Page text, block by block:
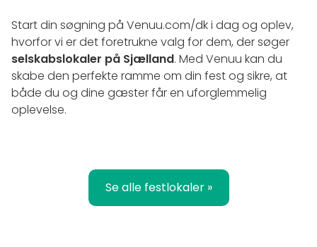
Start din søgning på Venuu.com/dk i dag og oplev,
hvorfor vi er det foretrukne valg for dem, der søger
selskabslokaler på Sjælland. Med Venuu kan du
skabe den perfekte ramme om din fest og sikre, at
både du og dine gæster får en uforglemmelig
oplevelse.
Se alle festlokaler »